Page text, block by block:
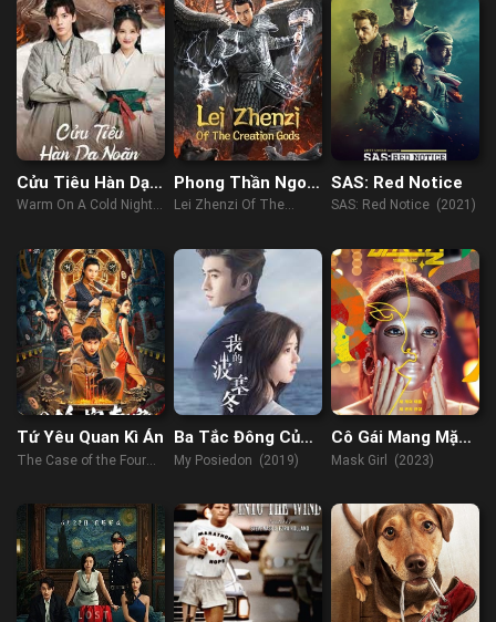
Cửu Tiêu Hàn Dạ
Noãn
Warm On A Cold Night
Phong Thần Ngoại
Truyện: Lôi Chấn
Lei Zhenzi Of The
SAS: Red Notice
SAS: Red Notice (2021)
Tứ Yêu Quan Kì Án
The Case of the Four
Ba Tắc Đông Của
Tôi
My Posiedon (2019)
Cô Gái Mang Mặt
Nạ
Mask Girl (2023)